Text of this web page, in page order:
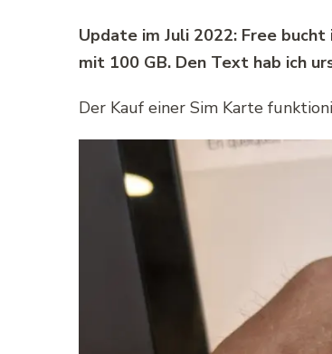
Update im Juli 2022: Free
mit 100 GB. Den Text hab ich
Der Kauf einer Sim Karte